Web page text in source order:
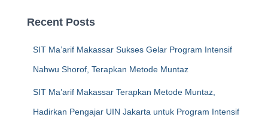
Recent Posts
SIT Ma’arif Makassar Sukses Gelar Program Intensif
Nahwu Shorof, Terapkan Metode Muntaz
SIT Ma’arif Makassar Terapkan Metode Muntaz,
Hadirkan Pengajar UIN Jakarta untuk Program Intensif